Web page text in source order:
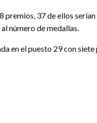
37 de ellos
número de medallas.
en el puesto 29 con